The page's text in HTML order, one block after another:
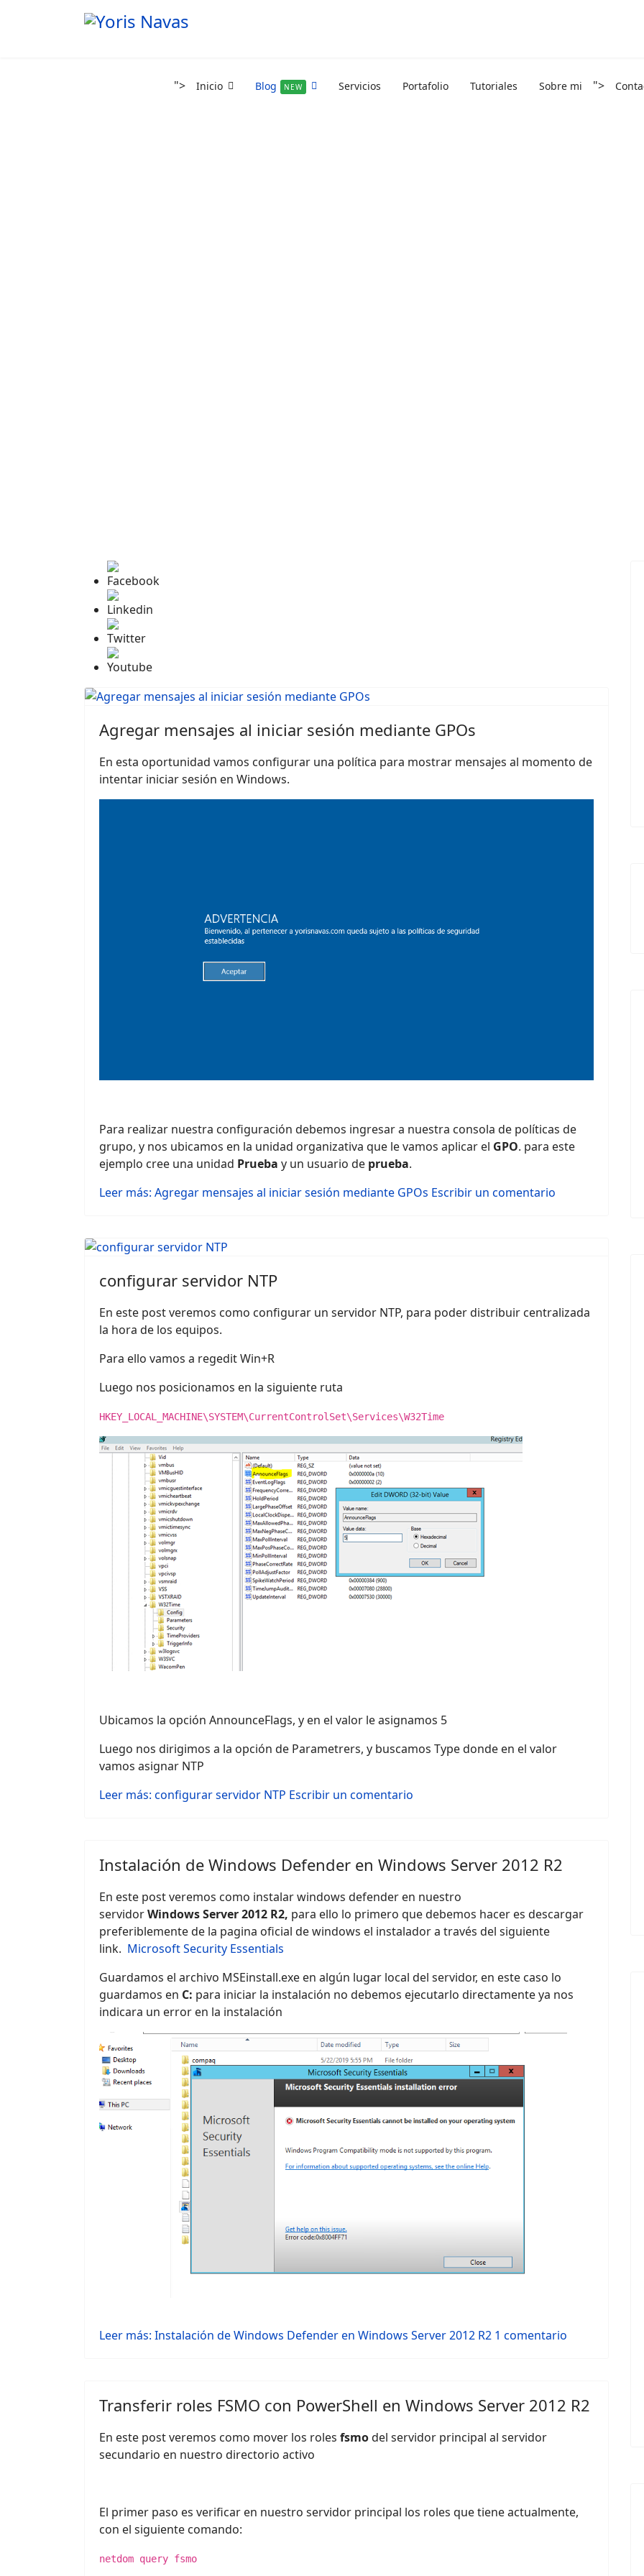
"> Inicio Blog NEW Servicios Portafolio Tutoriales Sobre mi ">
Facebook
Linkedin
Twitter
Youtube
Agregar mensajes al iniciar sesión mediante GPOs
En esta oportunidad vamos configurar una política para mostrar mensajes al momento de
intentar iniciar sesión en Windows.
Para realizar nuestra configuración debemos ingresar a nuestra consola de políticas de
grupo, y nos ubicamos en la unidad organizativa que le vamos aplicar el GPO. para este
ejemplo cree una unidad Prueba y un usuario de prueba.
Leer más: Agregar mensajes al iniciar sesión mediante GPOs Escribir un comentario
configurar servidor NTP
En este post veremos como configurar un servidor NTP, para poder distribuir centralizada
la hora de los equipos.
Para ello vamos a regedit Win+R
Luego nos posicionamos en la siguiente ruta
HKEY_LOCAL_MACHINE\SYSTEM\CurrentControlSet\Services\W32Time
Ubicamos la opción AnnounceFlags, y en el valor le asignamos 5
Luego nos dirigimos a la opción de Parametrers, y buscamos Type donde en el valor
vamos asignar NTP
Leer más: configurar servidor NTP Escribir un comentario
Instalación de Windows Defender en Windows Server 2012 R2
En este post veremos como instalar windows defender en nuestro
servidorWindows Server 2012 R2, para ello lo primero que debemos hacer es descargar
preferiblemente de la pagina oficial de windows el instalador a través del siguiente
link. Microsoft Security Essentials
Guardamos el archivo MSEinstall.exe en algún lugar local del servidor, en este caso lo
guardamos en C: para iniciar la instalación no debemos ejecutarlo directamente ya nos
indicara un error en la instalación
Leer más: Instalación de Windows Defender en Windows Server 2012 R2 1 comentario
Transferir roles FSMO con PowerShell en Windows Server 2012 R2
En este post veremos como mover los roles fsmodel servidor principal al servidor
secundario en nuestro directorio activo
El primer paso es verificar en nuestro servidor principal los roles que tiene actualmente,
con el siguiente comando:
netdom query fsmo